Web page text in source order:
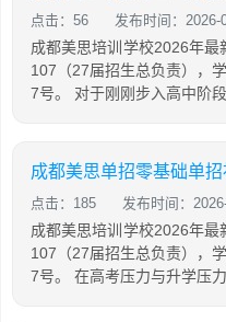
点击：56 发布时间：2026-
成都美思培训学校2026年
107（27届招生总负责），
7号。 对于刚刚步入高中阶
成都美思单招零基础单
点击：185 发布时间：
成都美思培训学校2026年
107（27届招生总负责），
7号。 在高考压力与升学压